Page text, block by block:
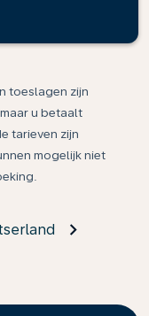
toeslagen zijn
u betaalt
tarieven zijn
mogelijk niet